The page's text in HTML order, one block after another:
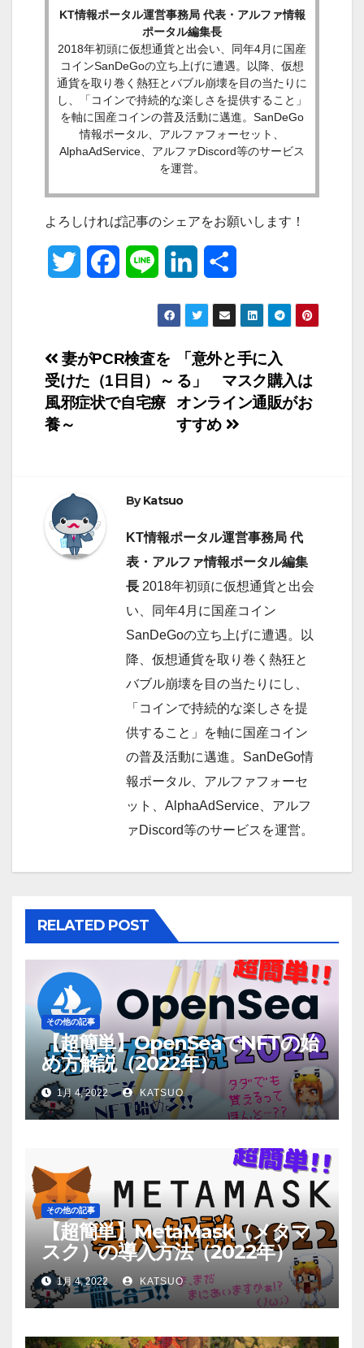
KT情報ポータル運営事務局 代表・アルファ情報
ポータル編集長
2018年初頭に仮想通貨と出会い、同年4月に国産
コインSanDeGoの立ち上げに遭遇。以降、仮想
通貨を取り巻く熱狂とバブル崩壊を目の当たりに
し、「コインで持続的な楽しさを提供すること」
を軸に国産コインの普及活動に邁進。SanDeGo
情報ポータル、アルファフォーセット、
AlphaAdService、アルファDiscord等のサービス
を運営。
よろしければ記事のシェアをお願いします！
t
t
e
b
n
e
n
k
e
d
投
稿
ナ
ゲ
ー
シ
「意外と手に入
る」 マスク購入は
オンライン通販がお
すすめ
妻がPCR検査を
受けた（1日目）～
風邪症状で自宅療
養～
ByKatsuo
KT情報ポータル運営事務局 代
表・アルファ情報ポータル編集
長 2018年初頭に仮想通貨と出会
い、同年4月に国産コイン
SanDeGoの立ち上げに遭遇。以
降、仮想通貨を取り巻く熱狂と
バブル崩壊を目の当たりにし、
「コインで持続的な楽しさを提
供すること」を軸に国産コイン
の普及活動に邁進。SanDeGo情
報ポータル、アルファフォーセ
ット、AlphaAdService、アルフ
ァDiscord等のサービスを運営。
RELATED POST
その他の記事
【超簡単】OpenSeaでNFTの始
め方解説（2022年）
1月 4, 2022 KATSUO
その他の記事
【超簡単】MetaMask（メタマ
スク）の導入方法（2022年）
1月 4, 2022 KATSUO